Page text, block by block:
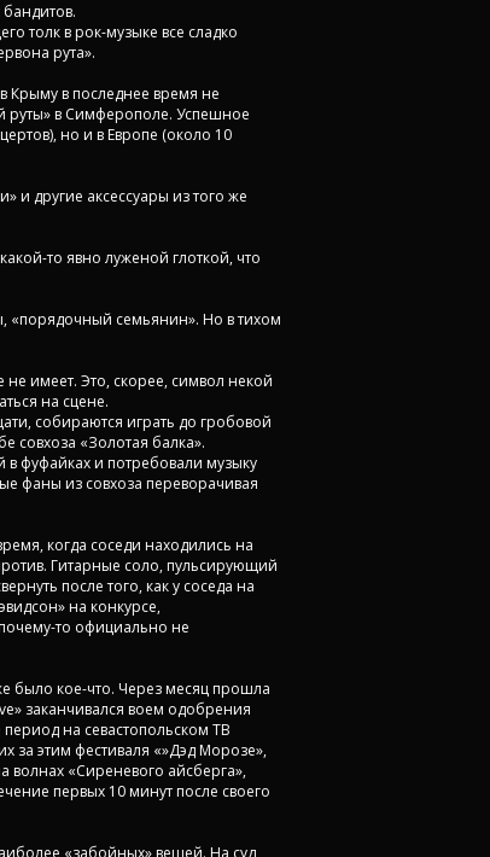
толк в рок-музыке все сладко
рута».
Крыму в последнее время не
руты» в Симферополе. Успешное
но и в Европе (около 10
и другие аксессуары из того же
то явно луженой глоткой, что
«порядочный семьянин». Но в тихом
не имеет. Это, скорее, символ некой
на сцене.
собираются играть до гробовой
совхоза «Золотая балка».
в фуфайках и потребовали музыку
фаны из совхоза переворачивая
когда соседи находились на
Гитарные соло, пульсирующий
после того, как у соседа на
на конкурсе,
то официально не
было кое-что. Через месяц прошла
заканчивался воем одобрения
на севастопольском ТВ
за этим фестиваля «»Дэд Морозе»,
волнах «Сиреневого айсберга»,
первых 10 минут после своего
«забойных» вещей. На суд